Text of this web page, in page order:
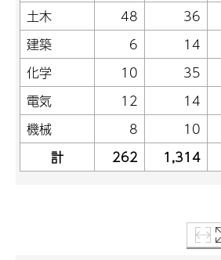
土木
48 36
建築
6 14
化学
10 35
電気
12 14
機械
8 10
計
262 1,314